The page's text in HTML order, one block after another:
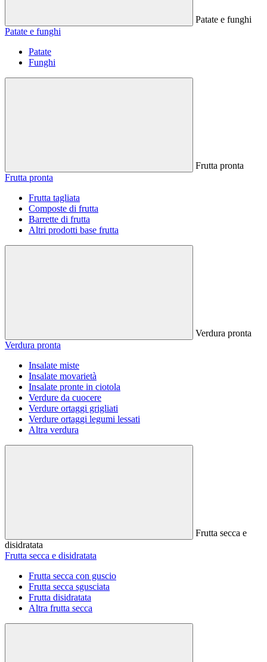
Patate e funghi
Patate e funghi
Patate
Funghi
Frutta pronta
Frutta pronta
Frutta tagliata
Composte di frutta
Barrette di frutta
Altri prodotti base frutta
Verdura pronta
Verdura pronta
Insalate miste
Insalate movarietà
Insalate pronte in ciotola
Verdure da cuocere
Verdure ortaggi grigliati
Verdure ortaggi legumi lessati
Altra verdura
Frutta secca e
disidratata
Frutta secca e disidratata
Frutta secca con guscio
Frutta secca sgusciata
Frutta disidratata
Altra frutta secca